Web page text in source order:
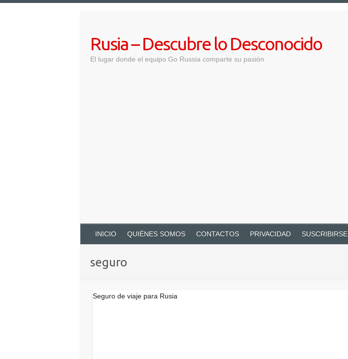
Rusia – Descubre lo Desconocido
El lugar donde el equipo Go Russia comparte su pasión
INICIO QUIÉNES SOMOS CONTACTOS PRIVACIDAD SUSCRIBIRSE
seguro
Seguro de viaje para Rusia